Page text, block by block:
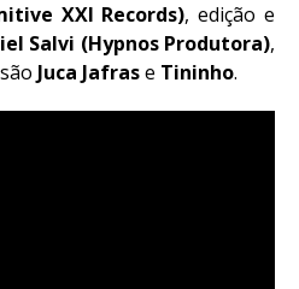
XXI Records), edição e
Salvi (Hypnos Produtora),
Juca Jafrase Tininho.